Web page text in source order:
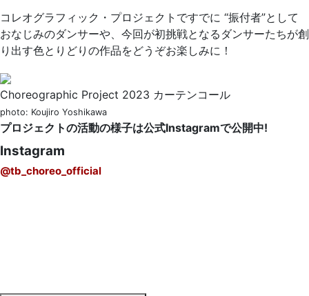
コレオグラフィック・プロジェクトですでに “振付者”として
おなじみのダンサーや、今回が初挑戦となるダンサーたちが創
り出す色とりどりの作品をどうぞお楽しみに！
Choreographic Project 2023 カーテンコール
photo: Koujiro Yoshikawa
プロジェクトの活動の様子は公式Instagramで公開中!
Instagram
@tb_choreo_official